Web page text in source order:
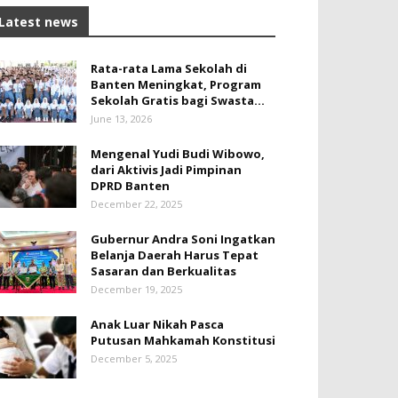
news
Rata-rata Lama Sekolah di
Banten Meningkat, ‎Program
Sekolah Gratis bagi Swasta...
June 13, 2026
Mengenal Yudi Budi Wibowo,
dari Aktivis Jadi Pimpinan
DPRD Banten
December 22, 2025
Gubernur Andra Soni Ingatkan
Belanja Daerah Harus Tepat
Sasaran dan Berkualitas
December 19, 2025
Anak Luar Nikah Pasca
Putusan Mahkamah Konstitusi
December 5, 2025